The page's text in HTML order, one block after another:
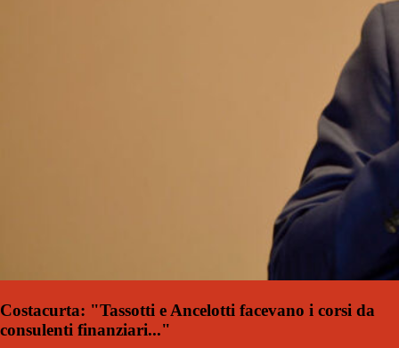
Costacurta: "Tassotti e Ancelotti facevano i corsi da
consulenti finanziari..."